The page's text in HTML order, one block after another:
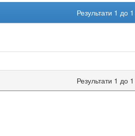
Результати 1 до 1
Результати 1 до 1